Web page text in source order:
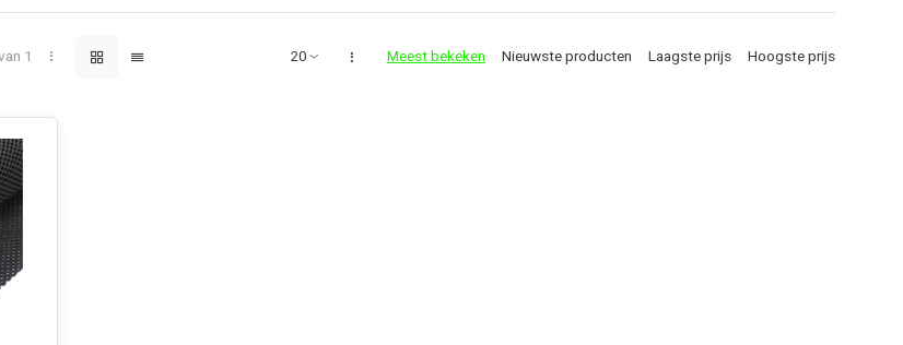
1 Meest bekeken Nieuwste producten Laagste prijs Hoogste prijs